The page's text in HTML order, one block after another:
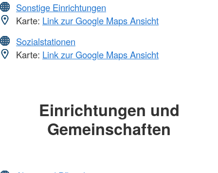
Sonstige Einrichtungen
Karte: Link zur Google Maps Ansicht
Sozialstationen
Karte: Link zur Google Maps Ansicht
Einrichtungen und
Gemeinschaften